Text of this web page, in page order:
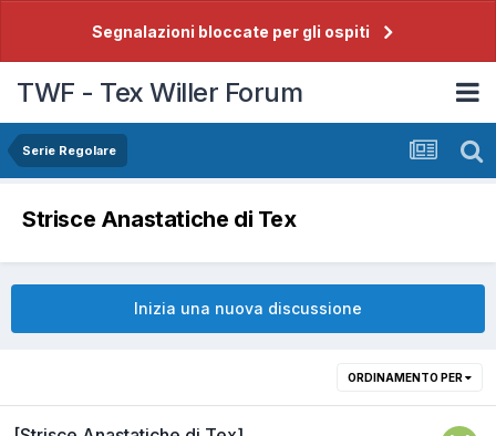
Segnalazioni bloccate per gli ospiti
TWF - Tex Willer Forum
Serie Regolare
Strisce Anastatiche di Tex
Inizia una nuova discussione
ORDINAMENTO PER